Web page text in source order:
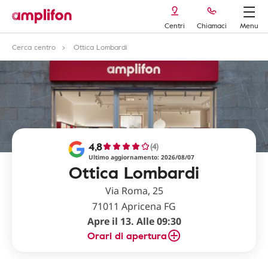
Centri Chiamaci
Menu
Cerca centro
Ottica Lombardi
Ottica Lombardi
4,8 (4)
Ultimo aggiornamento: 2026/08/07
Via Roma, 25
71011 Apricena FG
Apre il 13. Alle 09:30
Orari di apertura